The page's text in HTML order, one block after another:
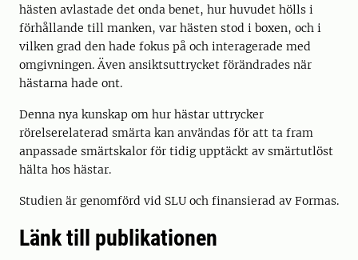
hästen avlastade det onda benet, hur huvudet hölls i
förhållande till manken, var hästen stod i boxen, och i
vilken grad den hade fokus på och interagerade med
omgivningen. Även ansiktsuttrycket förändrades när
hästarna hade ont.
Denna nya kunskap om hur hästar uttrycker
rörelserelaterad smärta kan användas för att ta fram
anpassade smärtskalor för tidig upptäckt av smärtutlöst
hälta hos hästar.
Studien är genomförd vid SLU och finansierad av Formas.
Länk till publikationen